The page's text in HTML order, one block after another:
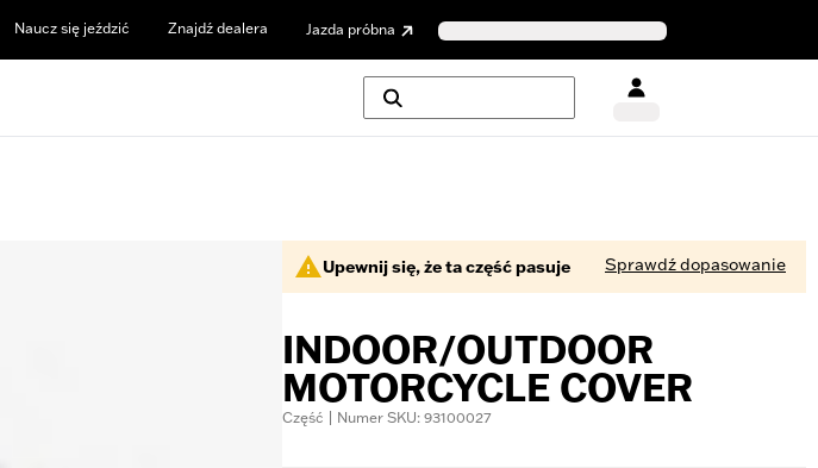
Naucz się jeździć Znajdź dealera Jazda próbna
Upewnij się, że ta część pasuje Sprawdź dopasowanie
INDOOR/OUTDOOR
MOTORCYCLE COVER
Część | Numer SKU: 93100027